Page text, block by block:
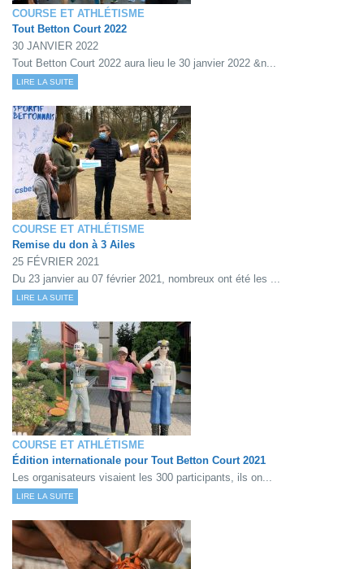
COURSE ET ATHLÉTISME
Tout Betton Court 2022
30 JANVIER 2022
Tout Betton Court 2022 aura lieu le 30 janvier 2022 &n...
LIRE LA SUITE
COURSE ET ATHLÉTISME
Remise du don à 3 Ailes
25 FÉVRIER 2021
Du 23 janvier au 07 février 2021, nombreux ont été les ...
LIRE LA SUITE
COURSE ET ATHLÉTISME
Édition internationale pour Tout Betton Court 2021
Les organisateurs visaient les 300 participants, ils on...
LIRE LA SUITE